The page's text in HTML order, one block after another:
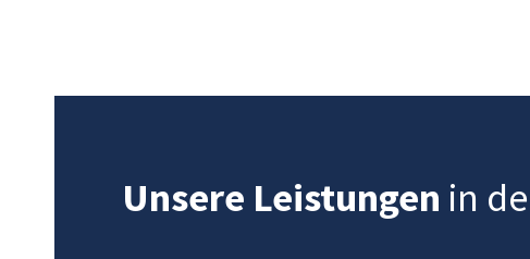
Unsere Leistungen in